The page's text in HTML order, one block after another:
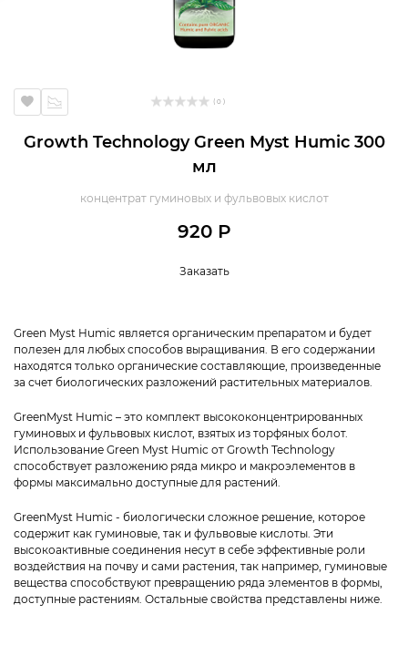
( 0 )
Growth Technology Green Myst Humic 300
мл
концентрат гуминовых и фульвовых кислот
920 Р
Заказать
Green Myst Humic является органическим препаратом и будет
полезен для любых способов выращивания. В его содержании
находятся только органические составляющие, произведенные
за счет биологических разложений растительных материалов.
GreenMyst Humic – это комплект высококонцентрированных
гуминовых и фульвовых кислот, взятых из торфяных болот.
Использование Green Myst Humic от Growth Technology
способствует разложению ряда микро и макроэлементов в
формы максимально доступные для растений.
GreenMyst Humic - биологически сложное решение, которое
содержит как гуминовые, так и фульвовые кислоты. Эти
высокоактивные соединения несут в себе эффективные роли
воздействия на почву и сами растения, так например, гуминовые
вещества способствуют превращению ряда элементов в формы,
доступные растениям. Остальные свойства представлены ниже.